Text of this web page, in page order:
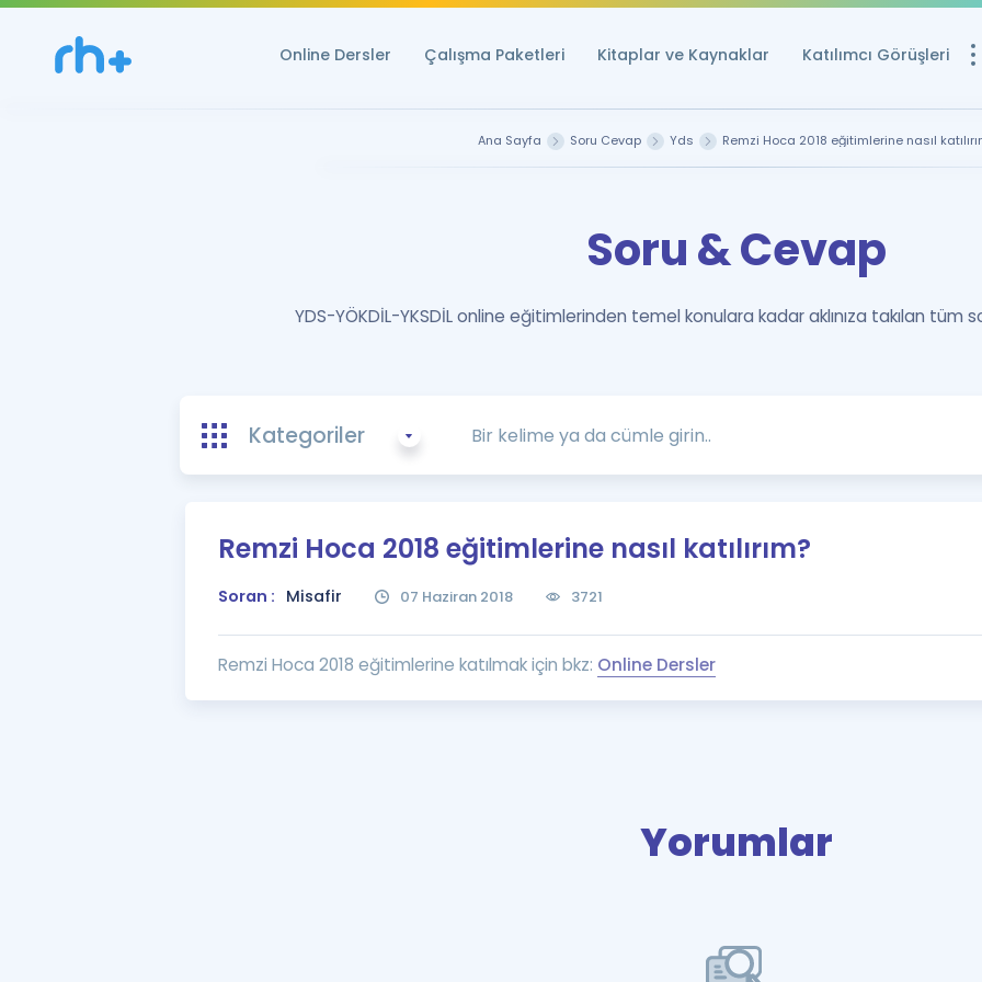
Online Dersler Çalışma Paketleri Kitaplar ve Kaynaklar Katılımcı Görüşleri
Ücretsiz
YDS ve YÖKDİL
YDS ve YÖKDİL
Tüm ÖSYM
Ana Sayfa Soru Cevap Yds Remzi Hoca 2018 eğitimlerine nasıl
Soru & Cevap
YDS-YÖKDİL-YKSDİL online eğitimlerinden temel konulara kadar aklınıza takılan tüm
Kategoriler
Remzi Hoca 2018 eğitimlerine nasıl katılırım?
Soran : Misafir 07 Haziran 2018 3721
Remzi Hoca 2018 eğitimlerine katılmak için bkz: Online Dersler
Yorumlar